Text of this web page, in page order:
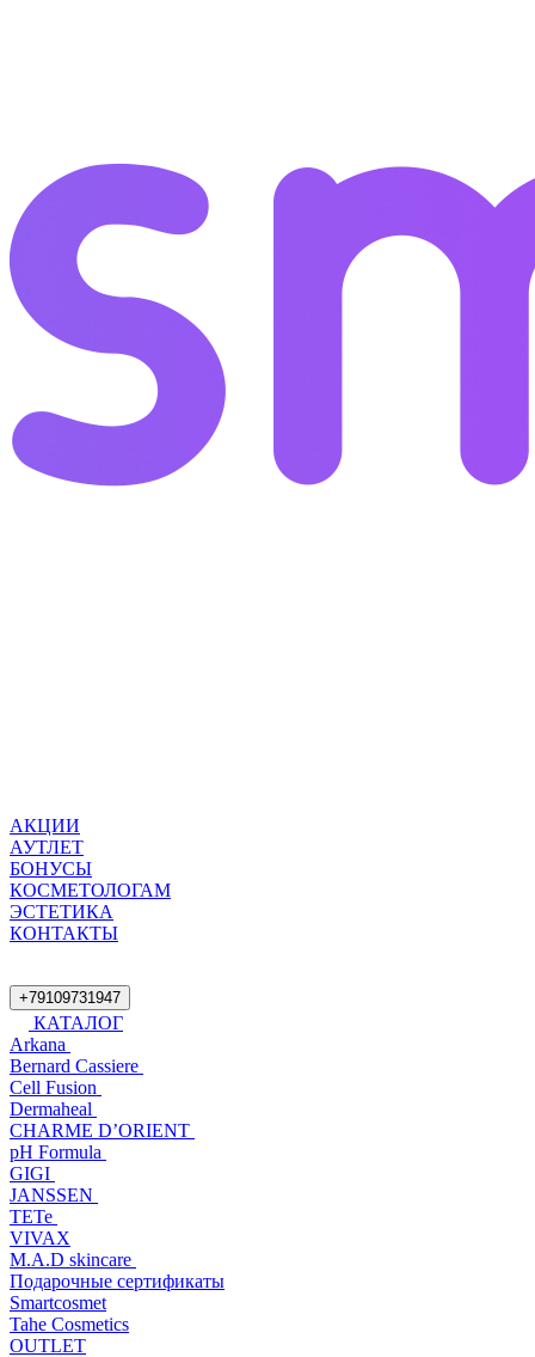
АКЦИИ
АУТЛЕТ
БОНУСЫ
КОСМЕТОЛОГАМ
ЭСТЕТИКА
КОНТАКТЫ
+79109731947
КАТАЛОГ
Arkana
Bernard Cassiere
Cell Fusion
Dermaheal
CHARME D’ORIENT
pH Formula
GIGI
JANSSEN
TETe
VIVAX
M.A.D skincare
Подарочные сертификаты
Smartcosmet
Tahe Cosmetics
OUTLET